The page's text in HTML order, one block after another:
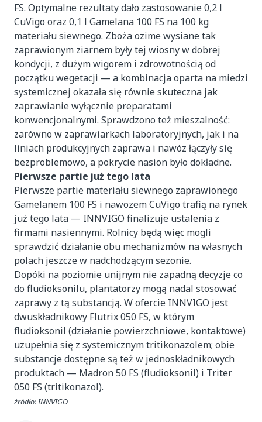
FS. Optymalne rezultaty dało zastosowanie 0,2 l
CuVigo oraz 0,1 l Gamelana 100 FS na 100 kg
materiału siewnego. Zboża ozime wysiane tak
zaprawionym ziarnem były tej wiosny w dobrej
kondycji, z dużym wigorem i zdrowotnością od
początku wegetacji — a kombinacja oparta na miedzi
systemicznej okazała się równie skuteczna jak
zaprawianie wyłącznie preparatami
konwencjonalnymi. Sprawdzono też mieszalność:
zarówno w zaprawiarkach laboratoryjnych, jak i na
liniach produkcyjnych zaprawa i nawóz łączyły się
bezproblemowo, a pokrycie nasion było dokładne.
Pierwsze partie już tego lata
Pierwsze partie materiału siewnego zaprawionego
Gamelanem 100 FS i nawozem CuVigo trafią na rynek
już tego lata — INNVIGO finalizuje ustalenia z
firmami nasiennymi. Rolnicy będą więc mogli
sprawdzić działanie obu mechanizmów na własnych
polach jeszcze w nadchodzącym sezonie.
Dopóki na poziomie unijnym nie zapadną decyzje co
do fludioksonilu, plantatorzy mogą nadal stosować
zaprawy z tą substancją. W ofercie INNVIGO jest
dwuskładnikowy Flutrix 050 FS, w którym
fludioksonil (działanie powierzchniowe, kontaktowe)
uzupełnia się z systemicznym tritikonazolem; obie
substancje dostępne są też w jednoskładnikowych
produktach — Madron 50 FS (fludioksonil) i Triter
050 FS (tritikonazol).
źródło: INNVIGO